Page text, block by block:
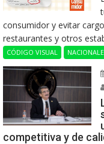
consumidor y evitar
restaurantes y otros
CÓDIGO VISUAL
competitiva y de